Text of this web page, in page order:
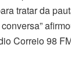
tratar da
Correio 98